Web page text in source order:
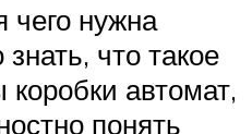
чего нужна
что такое
коробки автомат,
понять